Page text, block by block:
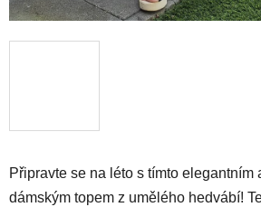
Připravte se na léto s tímto elegantním
dámským topem z umělého hedvábí!